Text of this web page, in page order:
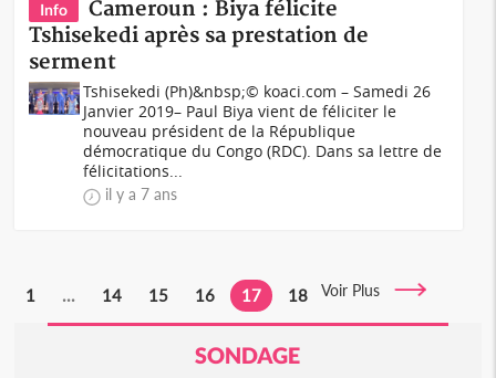
Info
Cameroun : Biya félicite
Tshisekedi après sa prestation de
serment
Tshisekedi (Ph)&nbsp;© koaci.com – Samedi 26
Janvier 2019– Paul Biya vient de féliciter le
nouveau président de la République
démocratique du Congo (RDC). Dans sa lettre de
félicitations...
il y a 7 ans
1 ... 14 15 16 17 18 Voir Plus
SONDAGE